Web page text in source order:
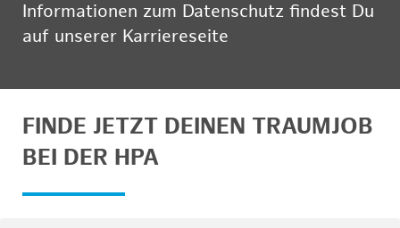
Informationen zum Datenschutz findest Du
auf unserer Karriereseite
FINDE JETZT DEINEN TRAUMJOB
BEI DER HPA